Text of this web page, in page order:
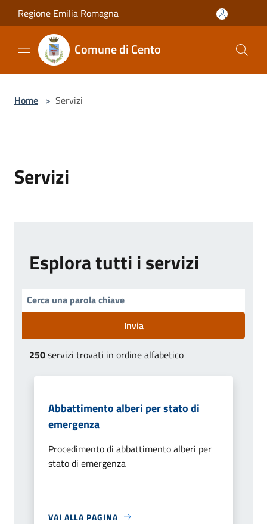
Salta al contenuto principale
Regione Emilia Romagna
Comune di Cento
Home > Servizi
Servizi
Esplora tutti i servizi
Invia
250servizi trovati in ordine alfabetico
Abbattimento alberi per stato di
emergenza
Procedimento di abbattimento alberi per
stato di emergenza
VAI ALLA PAGINA